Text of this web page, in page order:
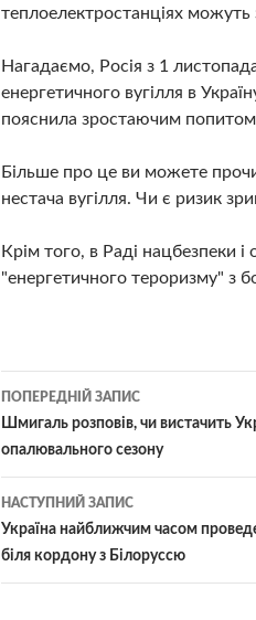
теплоелектростанціях можуть
Нагадаємо, Росія з 1
енергетичного вугілля в
пояснила зростаючим попитом
Більше про це ви можете
нестача вугілля. Чи є ризик
Крім того, в Раді нацбезпеки
"енергетичного тероризму" з
Навігація
по
ПОПЕРЕДНІЙ ЗАПИС
Шмигаль розповів, чи вистачить
опалювального сезону
НАСТУПНИЙ ЗАПИС
Україна найближчим часом
біля кордону з Білоруссю